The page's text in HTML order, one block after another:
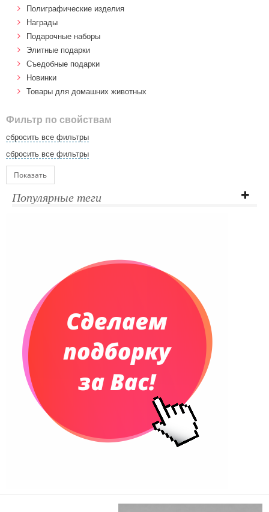
Полиграфические изделия
Награды
Подарочные наборы
Элитные подарки
Cъедобные подарки
Новинки
Товары для домашних животных
Фильтр по свойствам
сбросить все фильтры
сбросить все фильтры
Показать
Популярные теги